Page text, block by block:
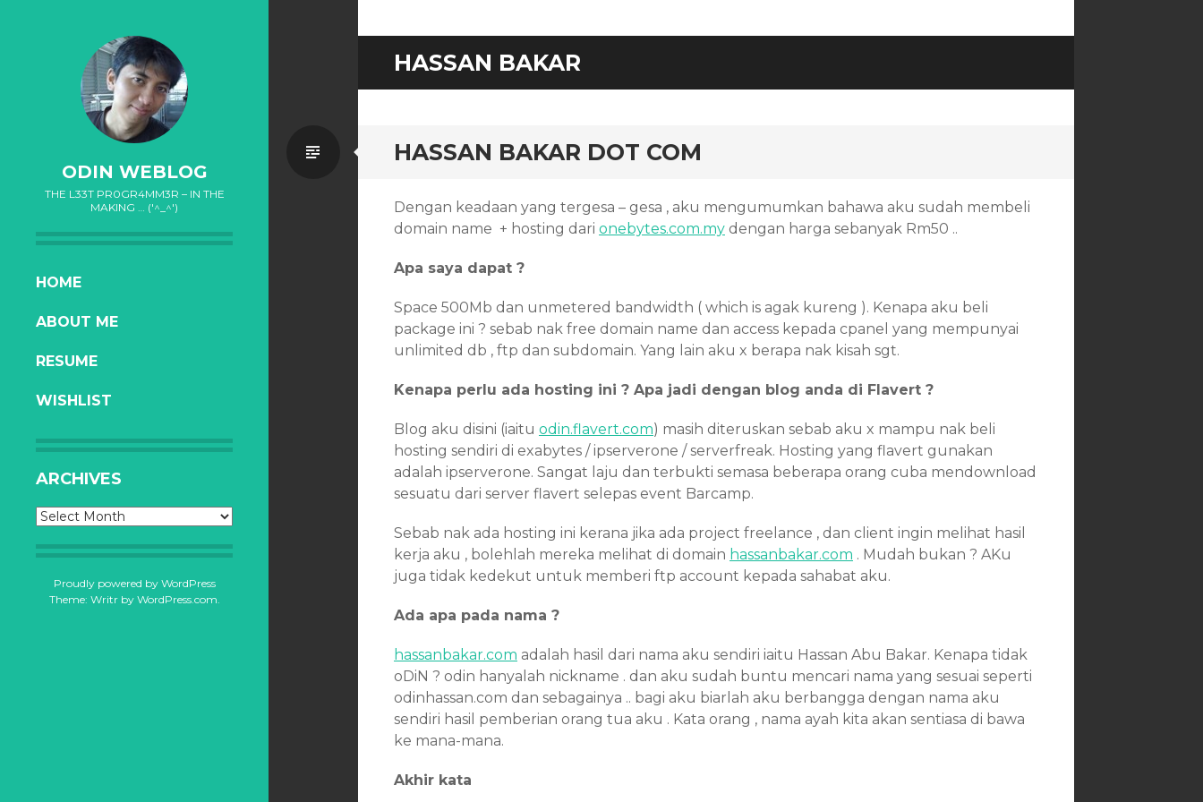
ODIN WEBLOG
THE L33T PR0GR4MM3R – IN THE
MAKING … ('^_^')
SKIP
CONTENT
HOME
ABOUT ME
RESUME
WISHLIST
ARCHIVES
Archives
Proudly powered by WordPress
Theme: Writr by WordPress.com.
HASSAN BAKAR
HASSAN BAKAR DOT COM
Standard
Dengan keadaan yang tergesa – gesa , aku mengumumkan bahawa aku sudah membeli
domain name + hosting dari onebytes.com.my dengan harga sebanyak Rm50 ..
Apa saya dapat ?
Space 500Mb dan unmetered bandwidth ( which is agak kureng ). Kenapa aku beli
package ini ? sebab nak free domain name dan access kepada cpanel yang mempunyai
unlimited db , ftp dan subdomain. Yang lain aku x berapa nak kisah sgt.
Kenapa perlu ada hosting ini ? Apa jadi dengan blog anda di Flavert ?
Blog aku disini (iaitu odin.flavert.com) masih diteruskan sebab aku x mampu nak beli
hosting sendiri di exabytes / ipserverone / serverfreak. Hosting yang flavert gunakan
adalah ipserverone. Sangat laju dan terbukti semasa beberapa orang cuba mendownload
sesuatu dari server flavert selepas event Barcamp.
Sebab nak ada hosting ini kerana jika ada project freelance , dan client ingin melihat hasil
kerja aku , bolehlah mereka melihat di domain hassanbakar.com . Mudah bukan ? AKu
juga tidak kedekut untuk memberi ftp account kepada sahabat aku.
Ada apa pada nama ?
hassanbakar.com adalah hasil dari nama aku sendiri iaitu Hassan Abu Bakar. Kenapa tidak
oDiN ? odin hanyalah nickname . dan aku sudah buntu mencari nama yang sesuai seperti
odinhassan.com dan sebagainya .. bagi aku biarlah aku berbangga dengan nama aku
sendiri hasil pemberian orang tua aku . Kata orang , nama ayah kita akan sentiasa di bawa
ke mana-mana.
Akhir kata